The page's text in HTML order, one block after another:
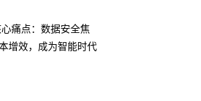
痛点：数据安全焦
增效，成为智能时代